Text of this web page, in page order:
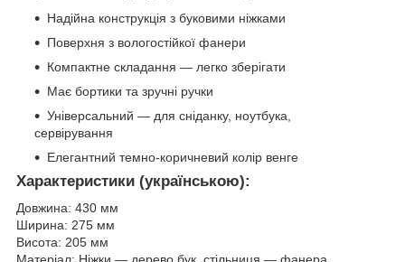
Надійна конструкція з буковими ніжками
Поверхня з вологостійкої фанери
Компактне складання — легко зберігати
Має бортики та зручні ручки
Універсальний — для сніданку, ноутбука,
сервірування
Елегантний темно-коричневий колір венге
Характеристики (українською):
Довжина: 430 мм
Ширина: 275 мм
Висота: 205 мм